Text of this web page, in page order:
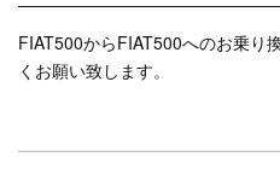
FIAT500からFIAT500へのお乗り
くお願い致します。